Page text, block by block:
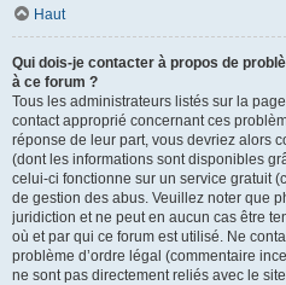
Haut
Qui dois-je contacter à propos de
à ce forum ?
Tous les administrateurs listés sur la
contact approprié concernant ces
réponse de leur part, vous devriez alors
(dont les informations sont disponibles
celui-ci fonctionne sur un service gratuit
de gestion des abus. Veuillez noter que
juridiction et ne peut en aucun cas être
où et par qui ce forum est utilisé. Ne
problème d’ordre légal (commentaire
ne sont pas directement reliés avec le